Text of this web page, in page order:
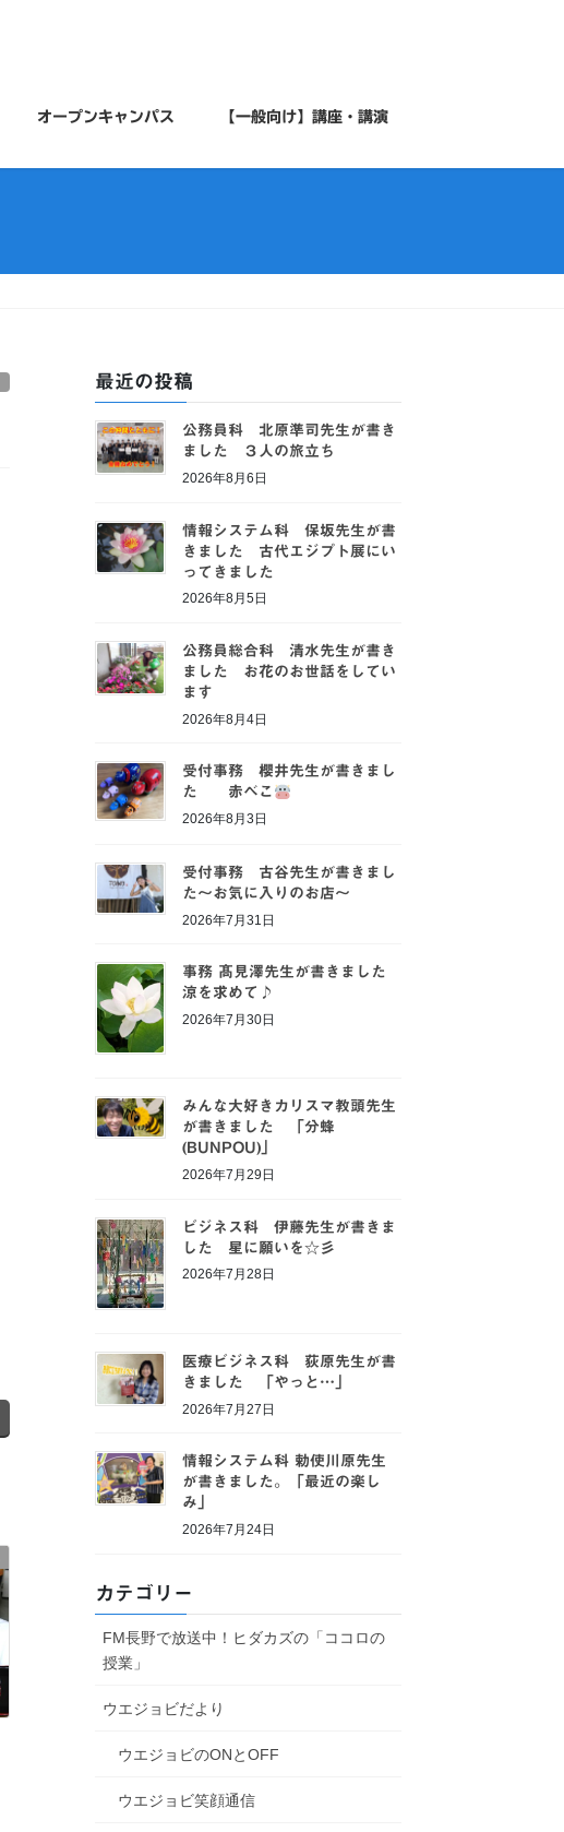
オープンキャンパス 【一般向け】講座・講演
最近の投稿
公務員科 北原準司先生が書き
ました ３人の旅立ち
2026年8月6日
情報システム科 保坂先生が書
きました 古代エジプト展にい
ってきました
2026年8月5日
公務員総合科 清水先生が書き
ました お花のお世話をしてい
ます
2026年8月4日
受付事務 櫻井先生が書きまし
た 赤べこ
2026年8月3日
受付事務 古谷先生が書きまし
た～お気に入りのお店～
2026年7月31日
事務 髙見澤先生が書きました
涼を求めて♪
2026年7月30日
みんな大好きカリスマ教頭先生
が書きました 「分蜂
(BUNPOU)」
2026年7月29日
ビジネス科 伊藤先生が書きま
した 星に願いを☆彡
2026年7月28日
医療ビジネス科 荻原先生が書
きました 「やっと…」
2026年7月27日
情報システム科 勅使川原先生
が書きました。「最近の楽し
み」
2026年7月24日
カテゴリー
FM長野で放送中！ヒダカズの「ココロの
授業」
ウエジョビだより
ウエジョビのONとOFF
ウエジョビ笑顔通信